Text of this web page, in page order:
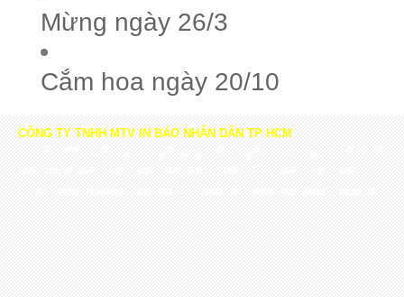
Mừng ngày 26/3
Cắm hoa ngày 20/10
CÔNG TY TNHH MTV IN BÁO NHÂN DÂN TP HCM